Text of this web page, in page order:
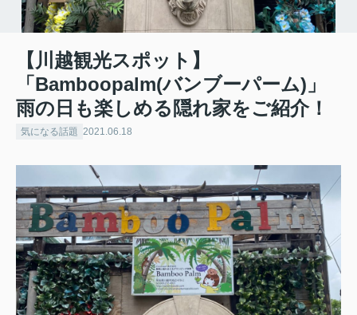
【川越観光スポット】
「Bamboopalm(バンブーパーム)」
雨の日も楽しめる隠れ家をご紹介！
気になる話題 2021.06.18